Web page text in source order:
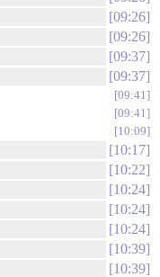
09:26
09:26
09:37
09:37
09:41
09:41
10:09
10:17
10:22
10:24
10:24
10:24
10:39
10:39